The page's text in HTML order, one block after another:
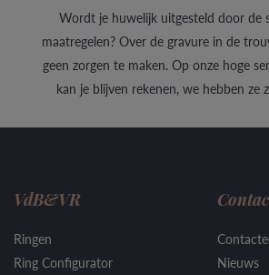
Wordt je huwelijk uitgesteld door de
maatregelen? Over de gravure in de
geen zorgen te maken. Op onze hoge
kan je blijven rekenen, we hebben ze
VdB&VR
Ringen
Ring Configurator
Nieuws